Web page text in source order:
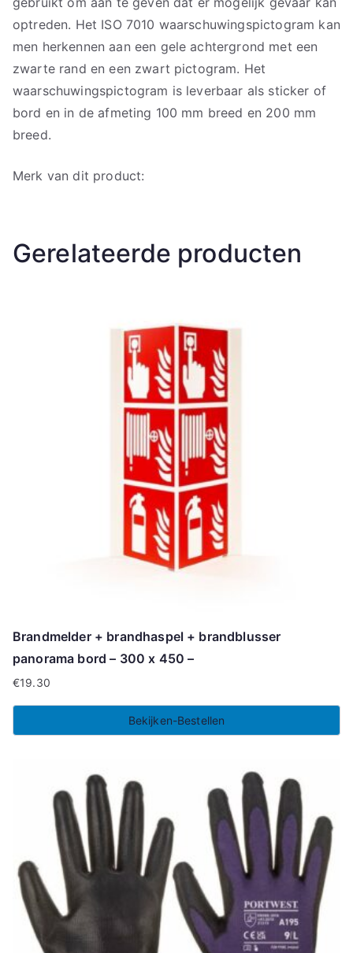
optreden. Het ISO 7010 waarschuwingspictogram kan
men herkennen aan een gele achtergrond met een
zwarte rand en een zwart pictogram. Het
waarschuwingspictogram is leverbaar als sticker of
bord en in de afmeting 100 mm breed en 200 mm
breed.
Merk van dit product:
Gerelateerde producten
Brandmelder + brandhaspel + brandblusser
panorama bord – 300 x 450 –
€19.30
Bekijken-Bestellen